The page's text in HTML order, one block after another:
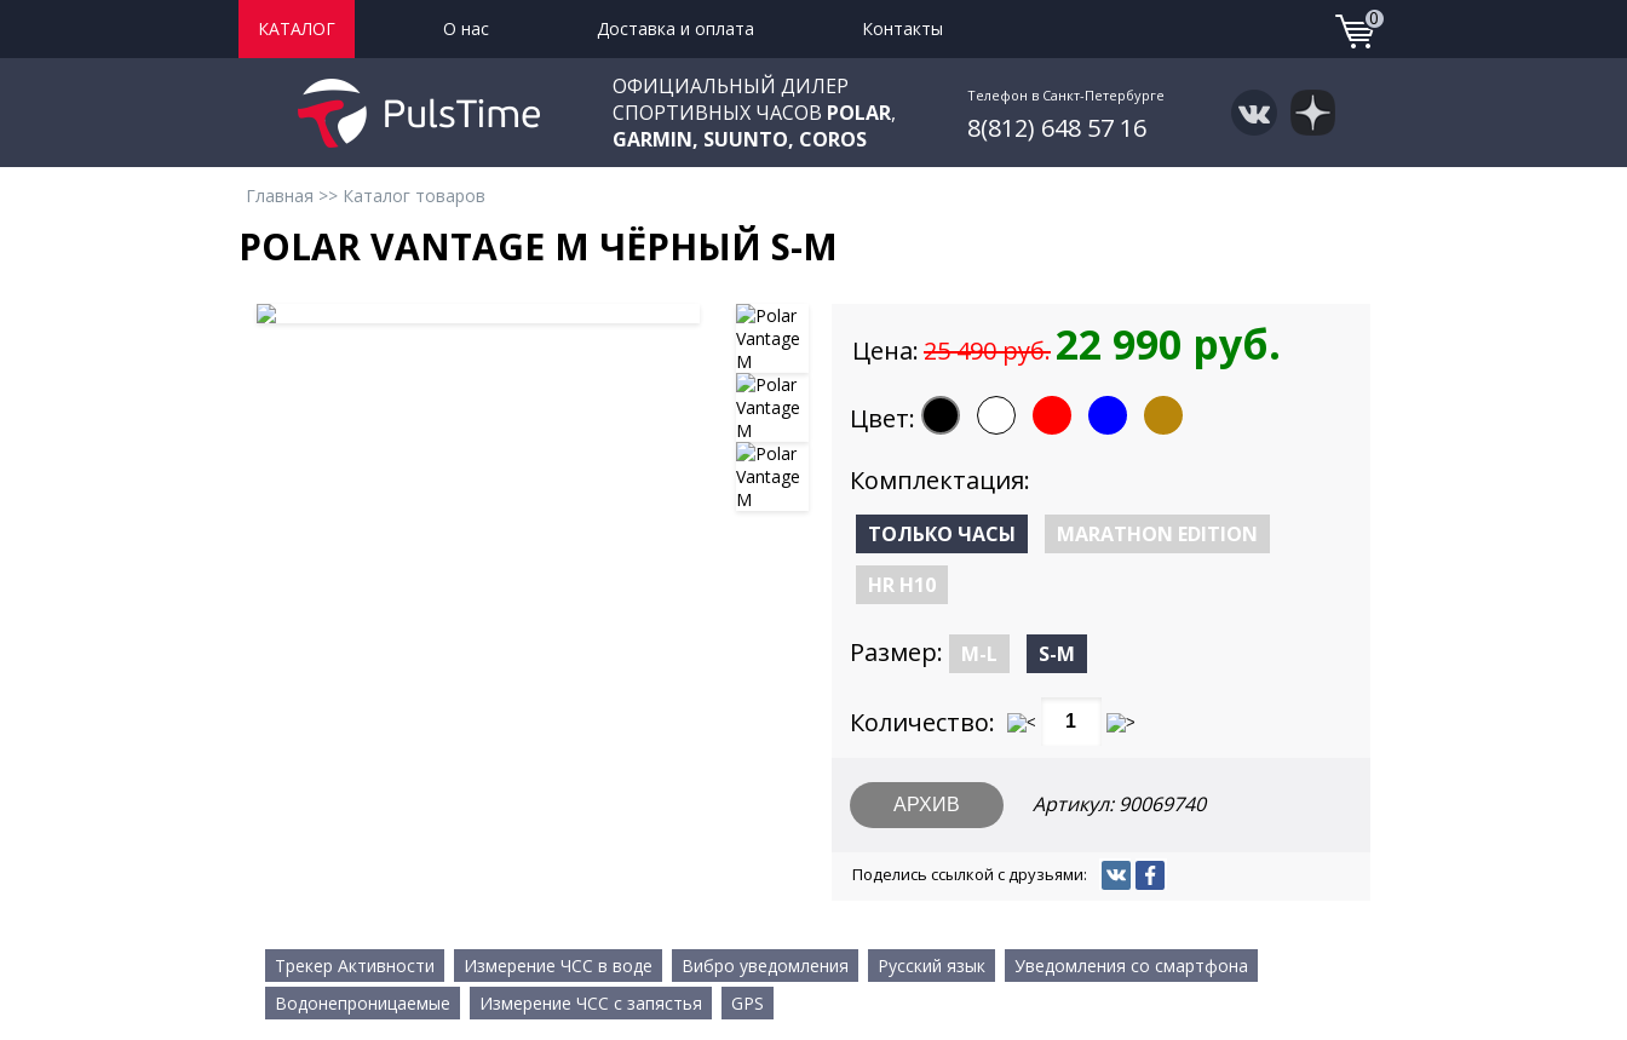
КАТАЛОГ О нас Доставка и оплата Контакты 0
ОФИЦИАЛЬНЫЙ ДИЛЕР
СПОРТИВНЫХ ЧАСОВ POLAR,
GARMIN, SUUNTO, COROS
Телефон в Санкт-Петербурге
8(812) 648 57 16
Главная >> Каталог товаров
POLAR VANTAGE M ЧЁРНЫЙ S-M
Цена:25 490 руб.22 990 руб.
Цвет:
Комплектация:
ТОЛЬКО ЧАСЫ
MARATHON EDITION
HR H10
Размер: M-L S-M
Количество:
Артикул:90069740
Поделись ссылкой с друзьями:
Трекер Активности Измерение ЧСС в воде Вибро уведомления Русский язык
Уведомления со смартфона
Водонепроницаемые
Измерение ЧСС с запястья GPS